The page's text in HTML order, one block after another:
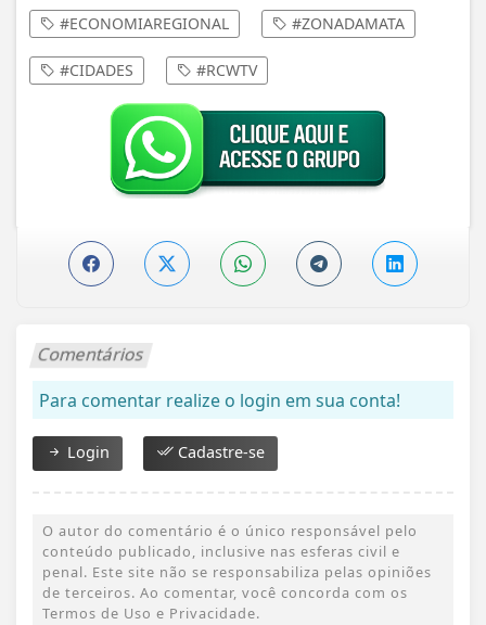
#ECONOMIAREGIONAL #ZONADAMATA
#CIDADES #RCWTV
Comentários
Para comentar realize o login em sua conta!
Login Cadastre-se
O autor do comentário é o único responsável pelo
conteúdo publicado, inclusive nas esferas civil e
penal. Este site não se responsabiliza pelas opiniões
de terceiros. Ao comentar, você concorda com os
Termos de Uso e Privacidade.